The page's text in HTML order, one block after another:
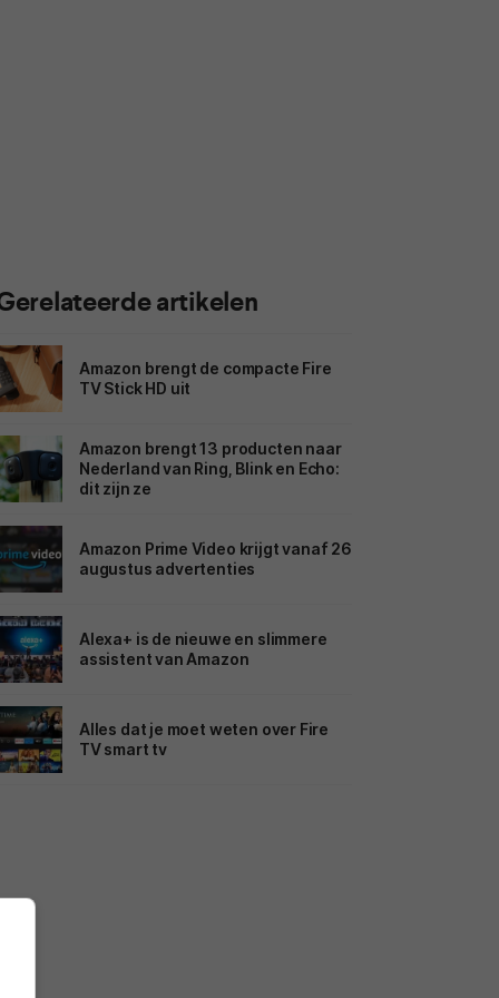
artikelen
Amazon brengt de compacte Fire
TV Stick HD uit
Amazon brengt 13 producten naar
Nederland van Ring, Blink en Echo:
dit zijn ze
Amazon Prime Video krijgt vanaf 26
augustus advertenties
Alexa+ is de nieuwe en slimmere
assistent van Amazon
Alles dat je moet weten over Fire
TV smart tv